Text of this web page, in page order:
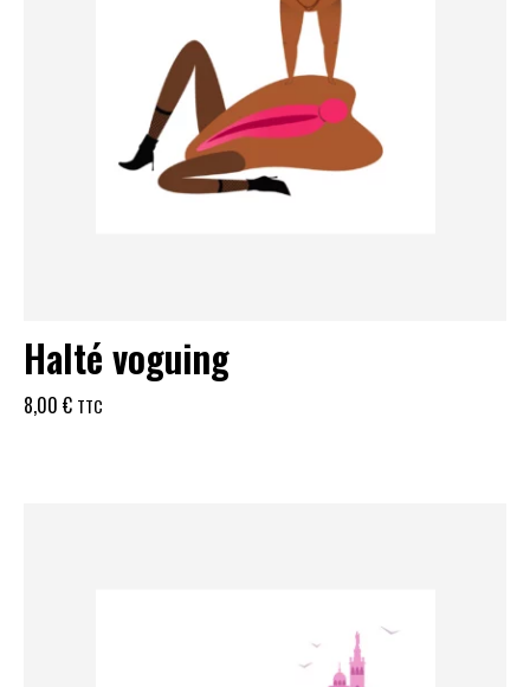
Halté voguing
8,00 € TTC